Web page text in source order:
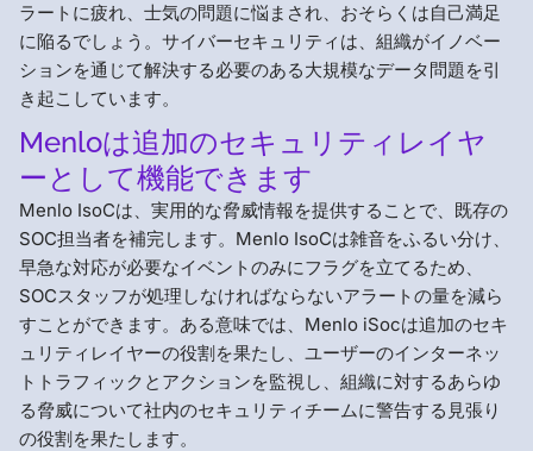
ラートに疲れ、士気の問題に悩まされ、おそらくは自己満足
に陥るでしょう。サイバーセキュリティは、組織がイノベー
ションを通じて解決する必要のある大規模なデータ問題を引
き起こしています。
Menloは追加のセキュリティレイヤ
ーとして機能できます
Menlo IsoCは、実用的な脅威情報を提供することで、既存の
SOC担当者を補完します。Menlo IsoCは雑音をふるい分け、
早急な対応が必要なイベントのみにフラグを立てるため、
SOCスタッフが処理しなければならないアラートの量を減ら
すことができます。ある意味では、Menlo iSocは追加のセキ
ュリティレイヤーの役割を果たし、ユーザーのインターネッ
トトラフィックとアクションを監視し、組織に対するあらゆ
る脅威について社内のセキュリティチームに警告する見張り
の役割を果たします。